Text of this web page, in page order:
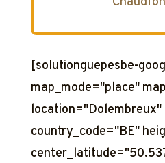
[solutionguepesbe-
map_mode="place"
country_code="BE"